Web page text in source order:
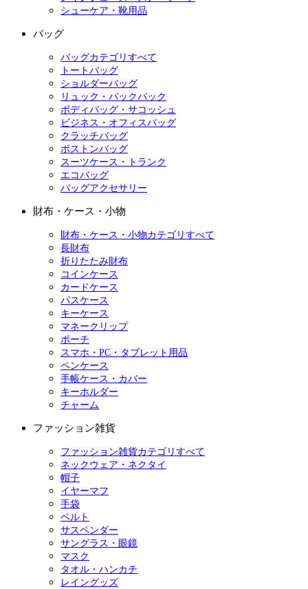
シューケア・靴用品
バッグ
バッグカテゴリすべて
トートバッグ
ショルダーバッグ
リュック・バックパック
ボディバッグ・サコッシュ
ビジネス・オフィスバッグ
クラッチバッグ
ボストンバッグ
スーツケース・トランク
エコバッグ
バッグアクセサリー
財布・ケース・小物
財布・ケース・小物カテゴリすべて
長財布
折りたたみ財布
コインケース
カードケース
パスケース
キーケース
マネークリップ
ポーチ
スマホ・PC・タブレット用品
ペンケース
手帳ケース・カバー
キーホルダー
チャーム
ファッション雑貨
ファッション雑貨カテゴリすべて
ネックウェア・ネクタイ
帽子
イヤーマフ
手袋
ベルト
サスペンダー
サングラス・眼鏡
マスク
タオル・ハンカチ
レイングッズ